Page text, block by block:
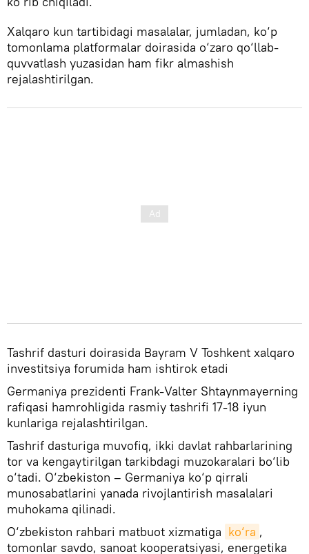
Xalqaro kun tartibidagi masalalar, jumladan, ko‘p
tomonlama platformalar doirasida o‘zaro qo‘llab-
quvvatlash yuzasidan ham fikr almashish
rejalashtirilgan.
Tashrif dasturi doirasida Bayram V Toshkent xalqaro
investitsiya forumida ham ishtirok etadi
Germaniya prezidenti Frank-Valter Shtaynmayerning
rafiqasi hamrohligida rasmiy tashrifi 17-18 iyun
kunlariga rejalashtirilgan.
Tashrif dasturiga muvofiq, ikki davlat rahbarlarining
tor va kengaytirilgan tarkibdagi muzokaralari bo‘lib
o‘tadi. O‘zbekiston – Germaniya ko‘p qirrali
munosabatlarini yanada rivojlantirish masalalari
muhokama qilinadi.
O‘zbekiston rahbari matbuot xizmatiga ko‘ra ,
tomonlar savdo, sanoat kooperatsiyasi, energetika